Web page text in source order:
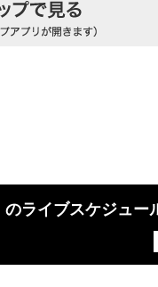
のライブスケジュー